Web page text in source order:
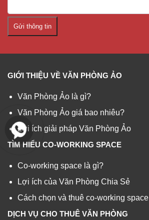
Gửi thông tin
GIỚI THIỆU VỀ VĂN PHÒNG ẢO
Văn Phòng Ảo là gì?
Văn Phòng Ảo giá bao nhiêu?
Lợi ích giải pháp Văn Phòng Ảo
TÌM HIỂU CO-WORKING SPACE
Co-working space là gì?
Lợi ích của Văn Phòng Chia Sẻ
Cách chọn và thuê co-working space
DỊCH VỤ CHO THUÊ VĂN PHÒNG